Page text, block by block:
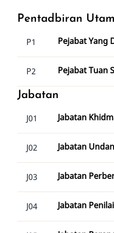
Pentadbiran
P1 Pejabat Yang
P2 Pejabat Tuan
Jabatan
J01 Jabatan
J02 Jabatan
J03 Jabatan
J04 Jabatan